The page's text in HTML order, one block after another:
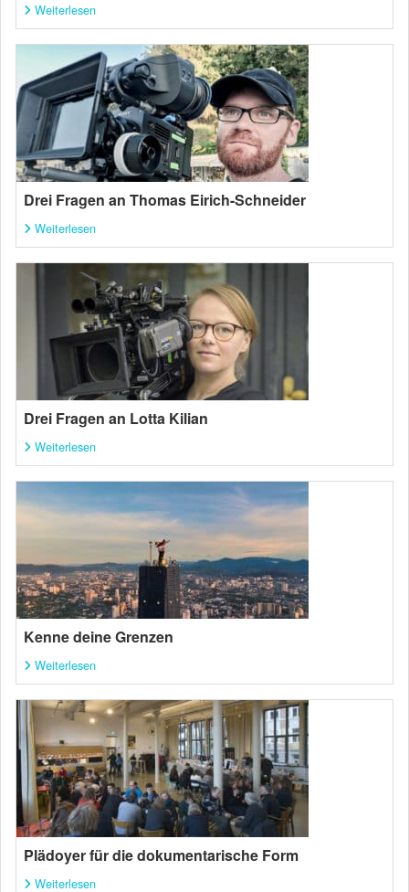
Weiterlesen
Drei Fragen an Thomas Eirich-Schneider
Weiterlesen
Drei Fragen an Lotta Kilian
Weiterlesen
Kenne deine Grenzen
Weiterlesen
Plädoyer für die dokumentarische Form
Weiterlesen